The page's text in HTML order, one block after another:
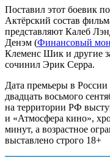
Поставил этот боевик
Актёрский состав
представляют Калеб
Денэм (Финансовый
Клеменс Шик и другие
сочинил Эрик Серра.
Дата премьеры в России
двадцать восьмого
на территории РФ
и «Атмосфера кино»,
минут, а возрастное
выставлено строго 18+